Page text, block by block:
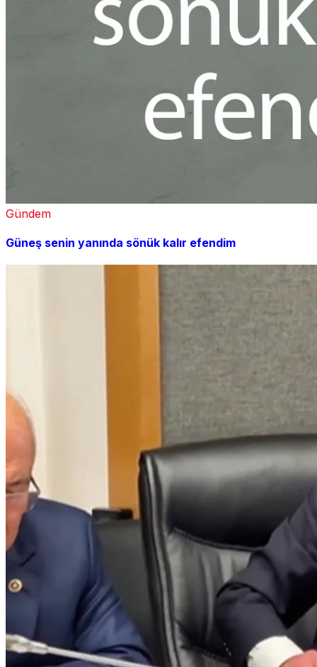
Gündem
Güneş senin yanında sönük kalır efendim